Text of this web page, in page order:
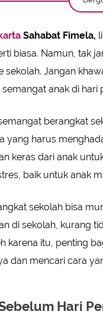
Sahabat Fimela,
biasa. Namun, tak
sekolah. Jangan
anak di hari
berangkat
yang harus
keras dari anak
baik untuk anak
sekolah bisa
di sekolah, kurang
karena itu, penting
dan mencari cara
Hari